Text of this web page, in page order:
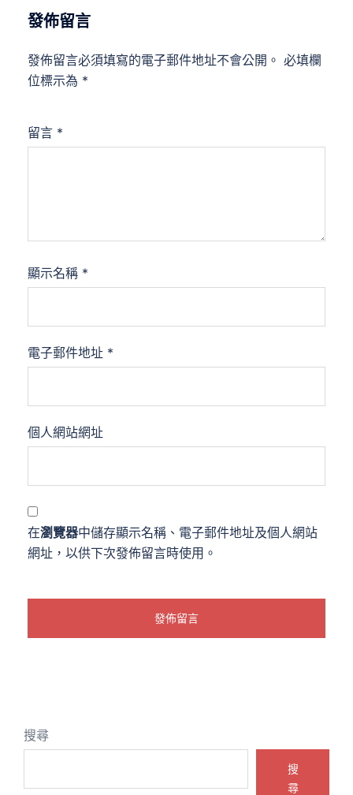
發佈留言
發佈留言必須填寫的電子郵件地址不會公開。 必填欄
位標示為 *
留言 *
顯示名稱 *
電子郵件地址 *
個人網站網址
在瀏覽器中儲存顯示名稱、電子郵件地址及個人網站
網址，以供下次發佈留言時使用。
搜尋
搜
尋